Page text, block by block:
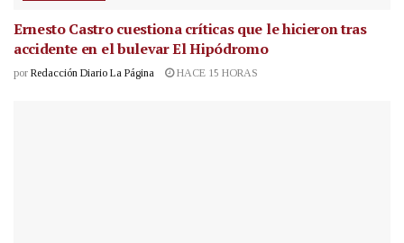
Ernesto Castro cuestiona críticas que le hicieron tras
accidente en el bulevar El Hipódromo
por Redacción Diario La Página HACE 15 HORAS